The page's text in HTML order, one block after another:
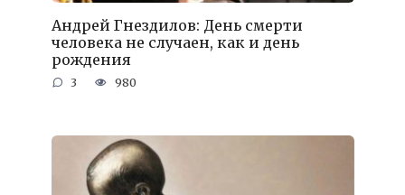
Андрей Гнездилов: День смерти
человека не случаен, как и день
рождения
3 980